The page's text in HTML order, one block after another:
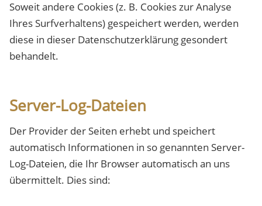
Soweit andere Cookies (z. B. Cookies zur Analyse
Ihres Surfverhaltens) gespeichert werden, werden
diese in dieser Datenschutzerklärung gesondert
behandelt.
Server-Log-Dateien
Der Provider der Seiten erhebt und speichert
automatisch Informationen in so genannten Server-
Log-Dateien, die Ihr Browser automatisch an uns
übermittelt. Dies sind: